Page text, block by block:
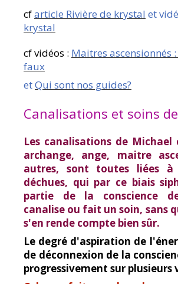
cfarticle Rivière de krystal et
krystal
cf vidéos : Maitres ascensionnés
faux
etQui sont nos guides?
Canalisations et soins
Les canalisations de
archange, ange, maitre
autres, sont toutes liées à
déchues, qui par ce biais
partie de la conscience
canalise ou fait un soin, sans
s'en rende compte bien sûr.
Le degré d'aspiration de
de déconnexion de la
progressivement sur plusieurs